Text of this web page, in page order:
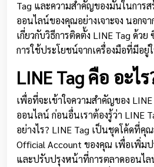
Tag และความสำคัญของมันในการ
ออนไลน์ของคุณอย่างเจาะจง นอกจ
เกี่ยวกับวิธีการติดตั้ง LINE Tag ด้
การใช้ประโยชน์จากเครื่องมือที่มีอยู่
LINE Tag คือ อะไร
เพื่อที่จะเข้าใจความสำคัญของ
ออนไลน์ ก่อนอื่นเราต้องรู้ว่า LINE
อย่างไร? LINE Tag เป็นชุดโค้ดที่คุ
Official Account ของคุณ เพื่อเพิ่ม
และปรับปรุงหน้าที่การตลาดออนไ